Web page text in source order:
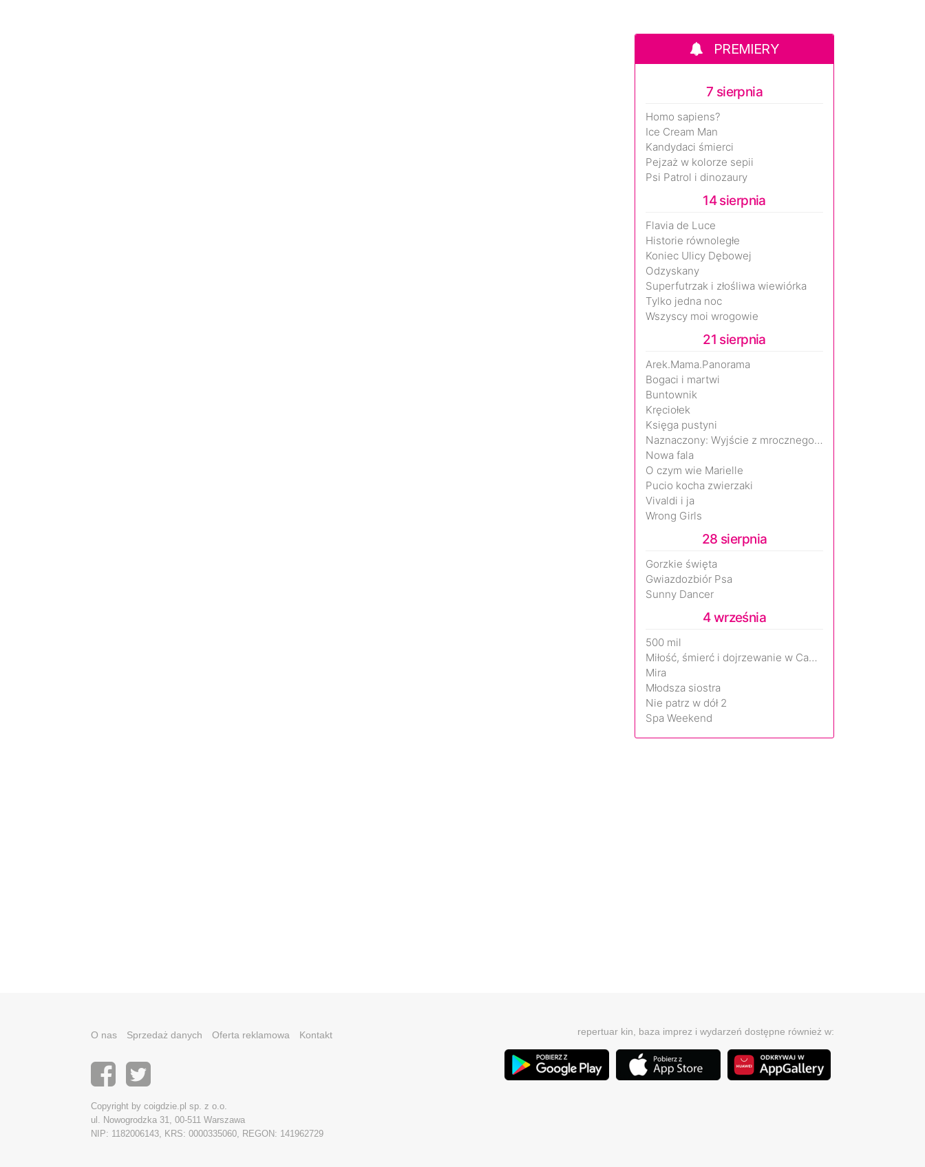
PREMIERY
7 sierpnia
Homo sapiens?
Ice Cream Man
Kandydaci śmierci
Pejzaż w kolorze sepii
Psi Patrol i dinozaury
14 sierpnia
Flavia de Luce
Historie równoległe
Koniec Ulicy Dębowej
Odzyskany
Superfutrzak i złośliwa wiewiórka
Tylko jedna noc
Wszyscy moi wrogowie
21 sierpnia
Arek.Mama.Panorama
Bogaci i martwi
Buntownik
Kręciołek
Księga pustyni
Naznaczony: Wyjście z mrocznego wymiaru
Nowa fala
O czym wie Marielle
Pucio kocha zwierzaki
Vivaldi i ja
Wrong Girls
28 sierpnia
Gorzkie święta
Gwiazdozbiór Psa
Sunny Dancer
4 września
500 mil
Miłość, śmierć i dojrzewanie w Camp Miasma
Mira
Młodsza siostra
Nie patrz w dół 2
Spa Weekend
O nas Sprzedaż danych Oferta reklamowa Kontakt
Copyright by coigdzie.pl sp. z o.o.
ul. Nowogrodzka 31, 00-511 Warszawa
NIP: 1182006143, KRS: 0000335060, REGON: 141962729
repertuar kin, baza imprez i wydarzeń dostępne również w: